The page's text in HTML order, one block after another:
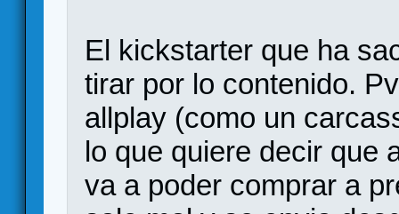
El kickstarter que ha
tirar por lo contenido.
allplay (como un
lo que quiere decir que
va a poder comprar a